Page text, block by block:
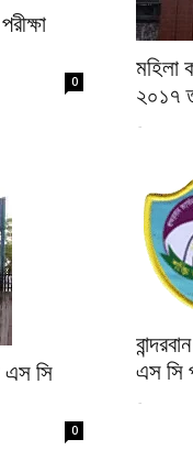
0
মহিলা
২০১৭
-
এস সি
0
এস সি
-